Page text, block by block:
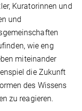
Kuratorinnen und
und
wie eng
miteinander
die Zukunft
des Wissens
zu reagieren.